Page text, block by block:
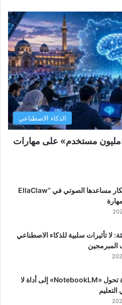
الذكاء الاصطناعي
مستخدم» على مهارات
تكنو تعيد ابتكار مساعدها الصوتي في “EllaClaw
لا تأثيرات سلبية للذكاء الاصطناعي
ترقية جديدة تحول «NotebookLM» إلى أداة لا